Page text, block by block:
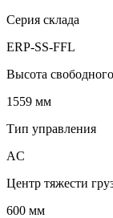
Серия склада
ERP-SS-FFL
Высота
1559 мм
Тип управления
AC
Центр тяжести
600 мм